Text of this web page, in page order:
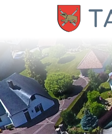
Panneau de gestion des cookies